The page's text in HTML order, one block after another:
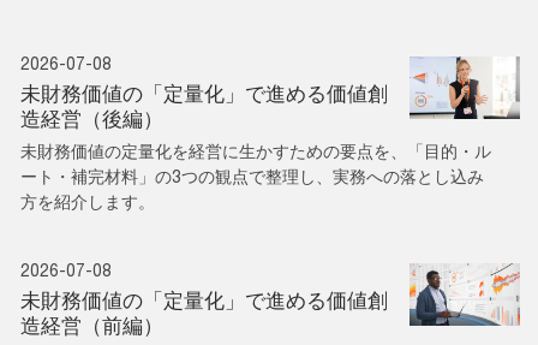
2026-07-08
未財務価値の「定量化」で進める価値創
造経営（後編）
未財務価値の定量化を経営に生かすための要点を、「目的・ル
ート・補完材料」の3つの観点で整理し、実務への落とし込み
方を紹介します。
2026-07-08
未財務価値の「定量化」で進める価値創
造経営（前編）